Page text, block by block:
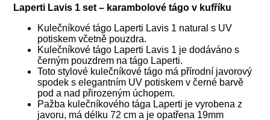
Laperti Lavis 1 set – karambolové tágo v kufříku
Kulečníkové tágo Laperti Lavis 1 natural s UV
potiskem včetně pouzdra.
Kulečníkové tágo Laperti Lavis 1 je dodáváno s
černým pouzdrem na tágo Laperti.
Toto stylové kulečníkové tágo má přírodní javorový
spodek s elegantním UV potiskem v černé barvě
pod a nad přirozeným úchopem.
Pažba kulečníkového tága Laperti je vyrobena z
javoru, má délku 72 cm a je opatřena 19mm